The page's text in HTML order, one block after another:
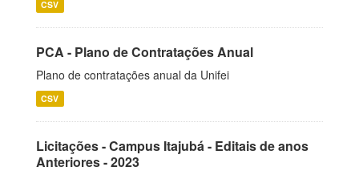
CSV
PCA - Plano de Contratações Anual
Plano de contratações anual da Unifei
CSV
Licitações - Campus Itajubá - Editais de anos
Anteriores - 2023